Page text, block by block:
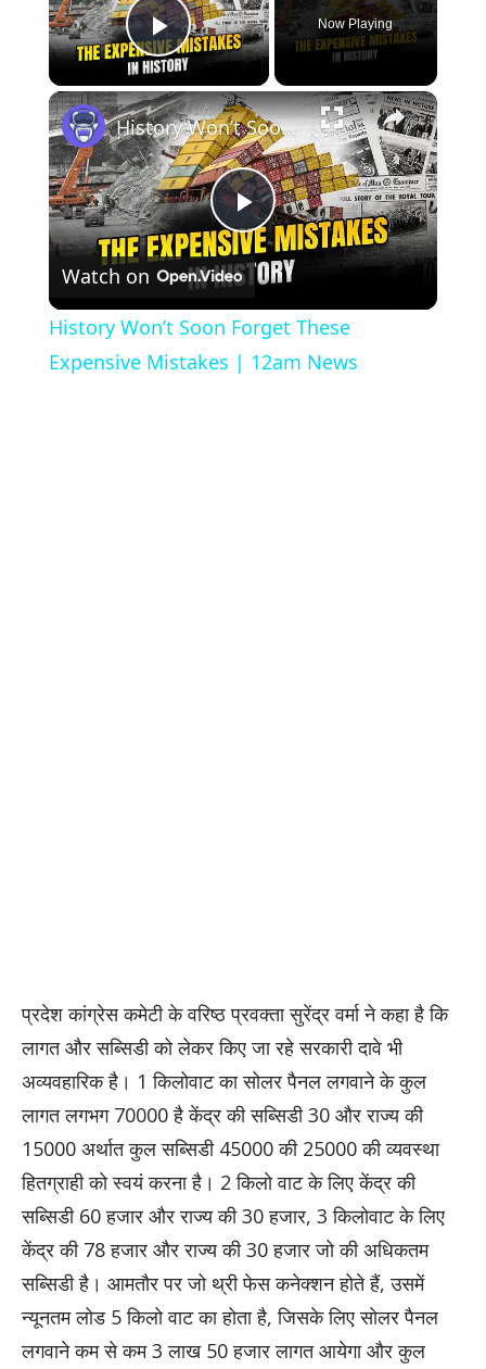
Play Video
Now Playing
×
Play
Video
History Won’t Soon Forget These Expensive Mistakes | 12am News
Watch on
History Won’t Soon Forget These
Expensive Mistakes | 12am News
प्रदेश कांग्रेस कमेटी के वरिष्ठ प्रवक्ता सुरेंद्र वर्मा ने कहा है कि
लागत और सब्सिडी को लेकर किए जा रहे सरकारी दावे भी
अव्यवहारिक है। 1 किलोवाट का सोलर पैनल लगवाने के कुल
लागत लगभग 70000 है केंद्र की सब्सिडी 30 और राज्य की
15000 अर्थात कुल सब्सिडी 45000 की 25000 की व्यवस्था
हितग्राही को स्वयं करना है। 2 किलो वाट के लिए केंद्र की
सब्सिडी 60 हजार और राज्य की 30 हजार, 3 किलोवाट के लिए
केंद्र की 78 हजार और राज्य की 30 हजार जो की अधिकतम
सब्सिडी है। आमतौर पर जो थ्री फेस कनेक्शन होते हैं, उसमें
न्यूनतम लोड 5 किलो वाट का होता है, जिसके लिए सोलर पैनल
लगवाने कम से कम 3 लाख 50 हजार लागत आयेगा और कुल